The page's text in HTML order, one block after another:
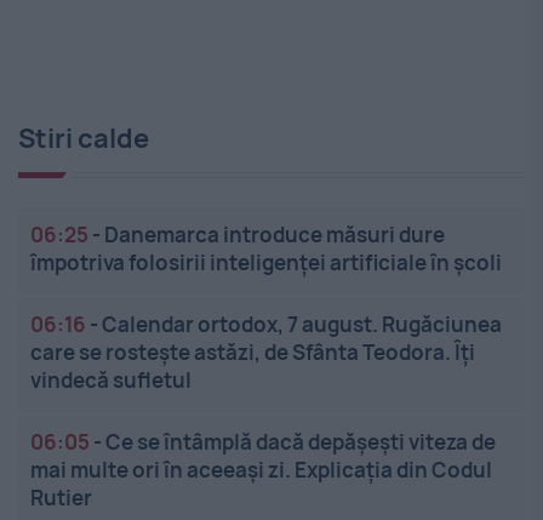
Stiri calde
06:25 - Danemarca introduce măsuri dure
împotriva folosirii inteligenței artificiale în școli
06:16 -Calendar ortodox, 7 august. Rugăciunea
care se rostește astăzi, de Sfânta Teodora. Îți
vindecă sufletul
06:05 -Ce se întâmplă dacă depășești viteza de
mai multe ori în aceeași zi. Explicația din Codul
Rutier